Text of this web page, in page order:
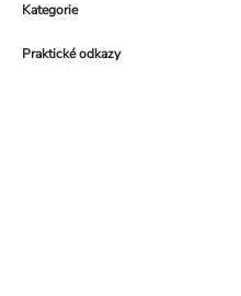
Kategorie
Praktické odkazy